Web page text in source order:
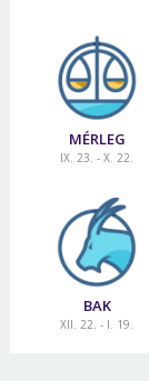
MÉRLEG
IX. 23. - X. 22.
BAK
XII. 22. - I. 19.